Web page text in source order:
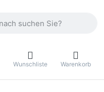
Wunschliste Warenkorb